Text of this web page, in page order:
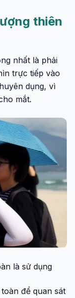
thiên
nhất là phải
trực tiếp vào
dụng, vì
mắt.
là sử dụng
để quan sát